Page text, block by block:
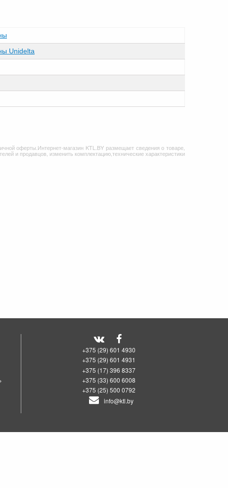
Unidelta
оферты.Интернет-магазин KTL.BY размещает сведения о товаре,
и продавцов, изменить комплектацию,технические характеристики
+375 (29) 601 4930
+375 (29) 601 4931
+375 (17) 396 8337
+375 (33) 600 6008
+375 (25) 500 0792
info@ktl.by